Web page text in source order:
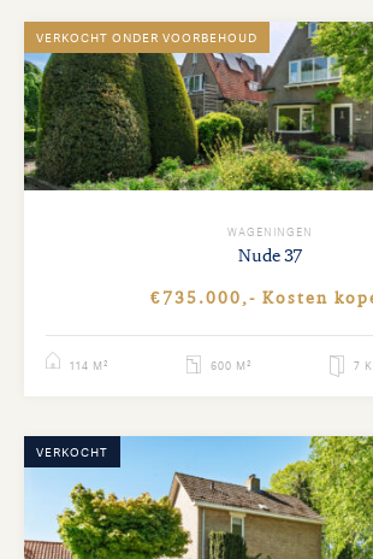
VERKOCHT ONDER VOORBEHOUD
WAGENINGEN
Nude37
€735.000,- Kosten
114 M² 600 M² 7
VERKOCHT